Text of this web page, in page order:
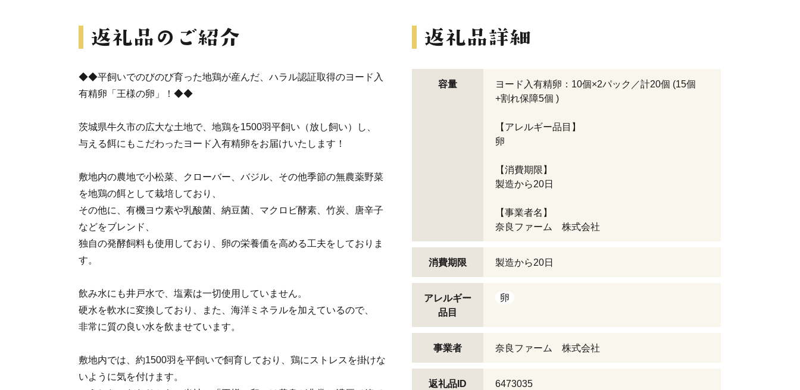
◆◆平飼いでのびのび育った地鶏が産んだ、ハラル認証取得のヨード入
有精卵「王様の卵」！◆◆
茨城県牛久市の広大な土地で、地鶏を1500羽平飼い（放し飼い）し、
与える餌にもこだわったヨード入有精卵をお届けいたします！
敷地内の農地で小松菜、クローバー、バジル、その他季節の無農薬野菜
を地鶏の餌として栽培しており、
その他に、有機ヨウ素や乳酸菌、納豆菌、マクロビ酵素、竹炭、唐辛子
などをブレンド、
独自の発酵飼料も使用しており、卵の栄養価を高める工夫をしておりま
す。
飲み水にも井戸水で、塩素は一切使用していません。
硬水を軟水に変換しており、また、海洋ミネラルを加えているので、
非常に質の良い水を飲ませています。
敷地内では、約1500羽を平飼いで飼育しており、鶏にストレスを掛けな
いように気を付けます。
容量
ヨード入有精卵：10個×2パック／計20個 (15個
+割れ保障5個 )
【アレルギー品目】
卵
【消費期限】
製造から20日
【事業者名】
奈良ファーム 株式会社
消費期限 製造から20日
アレルギー
品目
卵
事業者 奈良ファーム 株式会社
返礼品ID 6473035